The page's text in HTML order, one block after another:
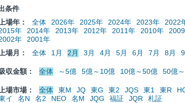
条件
上場年：
全体 2026年 2025年 2024年 2023年 2022
年
2014年 2013年 2012年 2011年 2010年
年
2001年
上場月：
全体 1月 2月 3月 4月 5月 6月 7月 8月
吸収金額： 全体 ～5億 5億～10億 10億～50億 50億
上場市場： 全体 東M JQ 東G 東2 JQS 東1 東R
イ
名N 名2 NEO 名M JQG 福証 JQR
札証